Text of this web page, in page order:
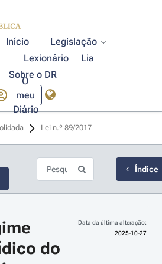
Início
Legislação
Lexionário
Lia
Sobre o DR
O
meu
Diário
Lei n.º 89/2017
Índice
do
Data da última alteração:
2025-10-27